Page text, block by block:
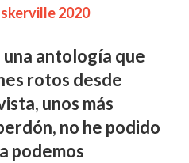
2020
antología que
rotos desde
unos más
no he podido
podemos